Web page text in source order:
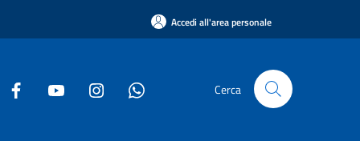
Accedi all'area personale
Cerca